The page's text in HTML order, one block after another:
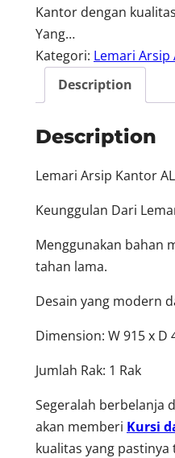
Kantor dengan
Yang…
Kategori: Lemari Arsip
Description
Description
Lemari Arsip Kantor
Keunggulan Dari
Menggunakan bahan
tahan lama.
Desain yang modern
Dimension: W 915 x D
Jumlah Rak: 1 Rak
Segeralah berbelanja
akan memberi Kursi
kualitas yang